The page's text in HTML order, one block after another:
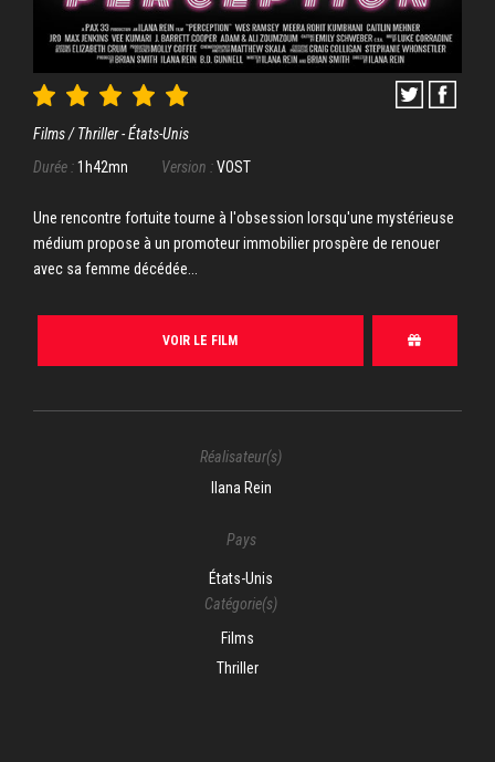
Films / Thriller - États-Unis
Durée :1h42mn Version :VOST
Une rencontre fortuite tourne à l'obsession lorsqu'une mystérieuse
médium propose à un promoteur immobilier prospère de renouer
avec sa femme décédée...
VOIR LE FILM
Réalisateur(s)
Ilana Rein
Pays
États-Unis
Catégorie(s)
Films
Thriller